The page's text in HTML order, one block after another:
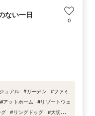
ない一日
0
ュアル #ガーデン #ファミ
#アットホーム #リゾートウェ
グ # リングドッグ #大切な家